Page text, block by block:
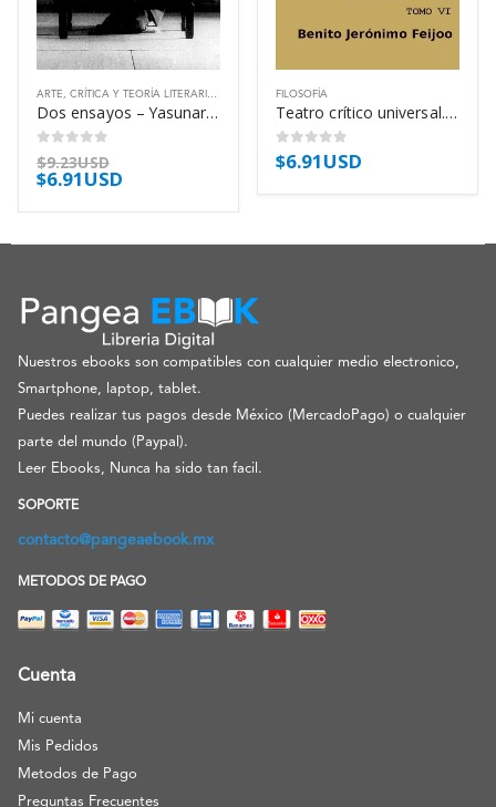
ARTE , CRÍTICA Y TEORÍA LITERARIA ,
Dos ensayos – Yasunari Kawabata
0out of 5
$9.23USD
$6.91USD
FILOSOFÍA
Teatro crítico universal. Tomo VI – Benito Jerónimo Feijoo
0out of 5
$6.91USD
Nuestros ebooks son compatibles con cualquier medio electronico,
Smartphone, laptop, tablet.
Puedes realizar tus pagos desde México (MercadoPago) o cualquier
parte del mundo (Paypal).
Leer Ebooks, Nunca ha sido tan facil.
SOPORTE
contacto@pangeaebook.mx
METODOS DE PAGO
Cuenta
Mi cuenta
Mis Pedidos
Metodos de Pago
Preguntas Frecuentes